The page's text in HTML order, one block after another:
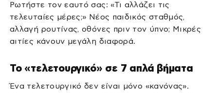
Ρωτήστε τον εαυτό σας: «Τι αλλάζει τις
τελευταίες μέρες;» Νέος παιδικός σταθμός,
αλλαγή ρουτίνας, οθόνες πριν τον ύπνο; Μικρές
αιτίες κάνουν μεγάλη διαφορά.
Το «τελετουργικό» σε 7 απλά βήματα
Ένα τελετουργικό δεν είναι μόνο «κανόνας».